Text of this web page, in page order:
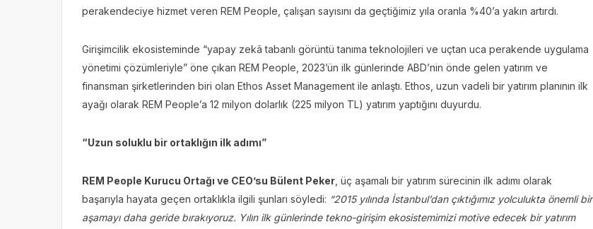
perakendeciye hizmet veren REM People, çalışan sayısını da geçtiğimiz yıla oranla %40’a yakın artırdı.
Girişimcilik ekosisteminde “yapay zekâ tabanlı görüntü tanıma teknolojileri ve uçtan uca perakende uygulama
yönetimi çözümleriyle” öne çıkan REM People, 2023’ün ilk günlerinde ABD’nin önde gelen yatırım ve
finansman şirketlerinden biri olan Ethos Asset Management ile anlaştı. Ethos, uzun vadeli bir yatırım planının ilk
ayağı olarak REM People’a 12 milyon dolarlık (225 milyon TL) yatırım yaptığını duyurdu.
“Uzun soluklu bir ortaklığın ilk adımı”
REM People Kurucu Ortağı ve CEO’su Bülent Peker , üç aşamalı bir yatırım sürecinin ilk adımı olarak
başarıyla hayata geçen ortaklıkla ilgili şunları söyledi: “2015 yılında İstanbul’dan çıktığımız yolculukta önemli bir
aşamayı daha geride bırakıyoruz. Yılın ilk günlerinde tekno-girişim ekosistemimizi motive edecek bir yatırım